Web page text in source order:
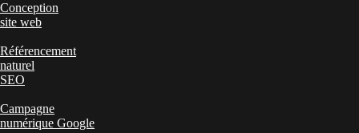
Conception
site web
Référencement
naturel
SEO
Campagne
numérique Google